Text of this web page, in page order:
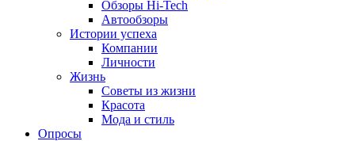
Обзоры Hi-Tech
Автообзоры
Истории успеха
Компании
Личности
Жизнь
Советы из жизни
Красота
Мода и стиль
Опросы